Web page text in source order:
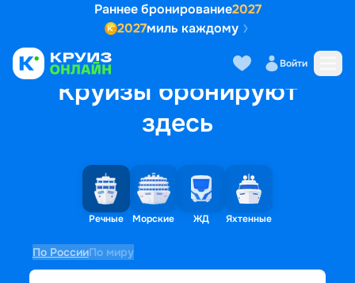
Раннее бронирование2027
2027миль каждому
Войти
Круизы бронируют
здесь
Речные Морские ЖД Яхтенные
По РоссииПо миру